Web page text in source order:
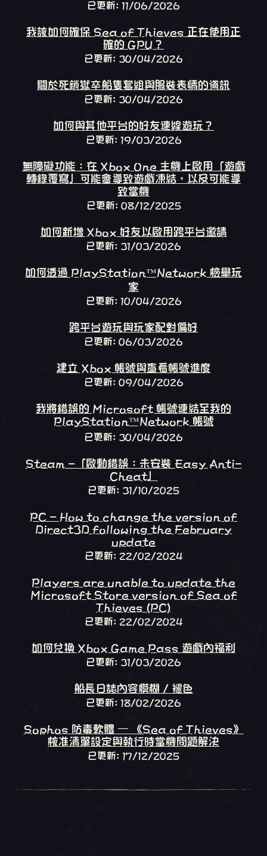
已更新: 11/06/2026
我該如何確保 Sea of Thieves 正在使用正
確的 GPU？
已更新: 30/04/2026
關於死鎖獄卒船隻套組與服裝表情的資訊
已更新: 30/04/2026
如何與其他平台的好友連線遊玩？
已更新: 19/03/2026
無障礙功能：在 Xbox One 主機上啟用「遊戲
轉錄覆寫」可能會導致遊戲凍結，以及可能導
致當機
已更新: 08/12/2025
如何新增 Xbox 好友以啟用跨平台邀請
已更新: 31/03/2026
如何透過 PlayStation™Network 檢舉玩
家
已更新: 10/04/2026
跨平台遊玩與玩家配對偏好
已更新: 06/03/2026
建立 Xbox 帳號與查看帳號進度
已更新: 09/04/2026
我將錯誤的 Microsoft 帳號連結至我的
PlayStation™Network 帳號
已更新: 30/04/2026
Steam -「啟動錯誤：未安裝 Easy Anti-
Cheat」
已更新: 31/10/2025
PC - How to change the version of
Direct3D following the February
update
已更新: 22/02/2024
Players are unable to update the
Microsoft Store version of Sea of
Thieves (PC)
已更新: 22/02/2024
如何兌換 Xbox Game Pass 遊戲內福利
已更新: 31/03/2026
船長日誌內容模糊 / 褪色
已更新: 18/02/2026
Sophos 防毒軟體 – 《Sea of Thieves》
核准清單設定與執行時當機問題解決
已更新: 17/12/2025